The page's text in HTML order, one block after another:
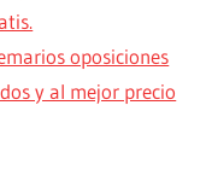
oposiciones
y al mejor precio